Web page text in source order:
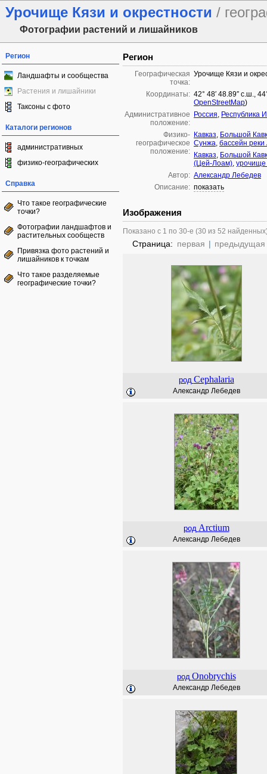
Урочище Кязи и окрестности /
Фотографии растений и лишайников
Регион
Ландшафты и сообщества
Растения и лишайники
Таксоны с фото
Каталоги регионов
административных
физико-географических
Справка
Что такое географические
точки?
Фотографии ландшафтов и
растительных сообществ
Привязка фото растений и
лишайников к точкам
Что такое разделяемые
географические точки?
Регион
Географическая
точка:
Урочище Кязи и
Координаты: 42° 48′ 48.89″ с.ш.,
OpenStreetMap)
Административное
положение:
Россия, Республика
Физико-
географическое
положение:
Кавказ, Большой
Сунжа, бассейн
Кавказ, Большой
(Цей-Лоам), урочище
Автор: Александр Лебедев
Описание: показать
Изображения
Показано с 1 по 30-е (30 из 52
Страница: первая | предыдущая
род Cephalaria
Александр Лебедев
род Arctium
Александр Лебедев
род Onobrychis
Александр Лебедев